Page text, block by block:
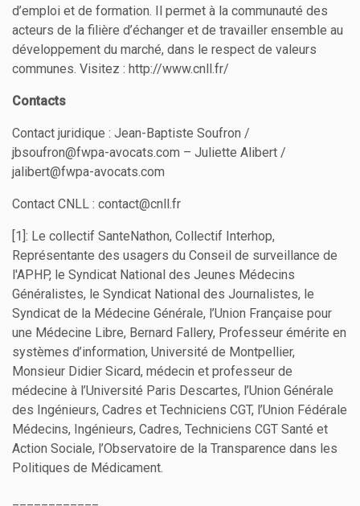
d’emploi et de formation. Il permet à la communauté des
acteurs de la filière d’échanger et de travailler ensemble au
développement du marché, dans le respect de valeurs
communes. Visitez : http://www.cnll.fr/
Contacts
Contact juridique : Jean-Baptiste Soufron /
jbsoufron@fwpa-avocats.com – Juliette Alibert‬ /
jalibert@fwpa-avocats.com
Contact CNLL : contact@cnll.fr
[1]: Le collectif SanteNathon, Collectif Interhop,
Représentante des usagers du Conseil de surveillance de
l'APHP, le Syndicat National des Jeunes Médecins
Généralistes, le Syndicat National des Journalistes, le
Syndicat de la Médecine Générale, l’Union Française pour
une Médecine Libre, Bernard Fallery, Professeur émérite en
systèmes d’information, Université de Montpellier,
Monsieur Didier Sicard, médecin et professeur de
médecine à l’Université Paris Descartes, l’Union Générale
des Ingénieurs, Cadres et Techniciens CGT, l’Union Fédérale
Médecins, Ingénieurs, Cadres, Techniciens CGT Santé et
Action Sociale, l’Observatoire de la Transparence dans les
Politiques de Médicament.